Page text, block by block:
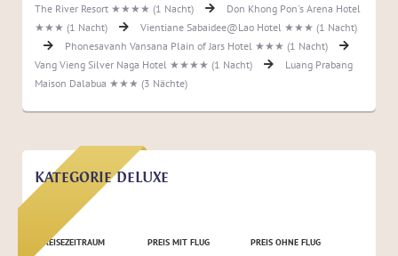
The River Resort ★★★★ (1 Nacht)
Don Khong Pon's Arena Hotel
★★★ (1 Nacht)
Vientiane Sabaidee@Lao Hotel ★★★ (1 Nacht)
Phonesavanh Vansana Plain of Jars Hotel ★★★ (1 Nacht)
Vang Vieng Silver Naga Hotel ★★★★ (1 Nacht)
Luang Prabang
Maison Dalabua ★★★ (3 Nächte)
KATEGORIE DELUXE
REISEZEITRAUM PREIS MIT FLUG PREIS OHNE FLUG